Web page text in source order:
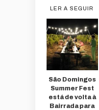
LER A SEGUIR
São Domingos
Summer Fest
está de volta à
Bairrada para